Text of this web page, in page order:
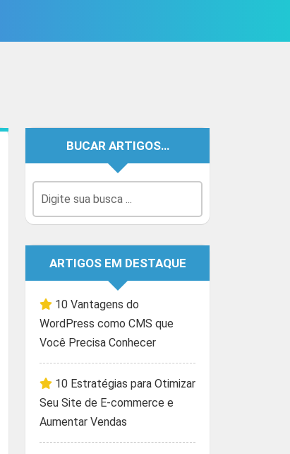
BUCAR ARTIGOS…
ARTIGOS EM DESTAQUE
10 Vantagens do
WordPress como CMS que
Você Precisa Conhecer
10 Estratégias para Otimizar
Seu Site de E-commerce e
Aumentar Vendas